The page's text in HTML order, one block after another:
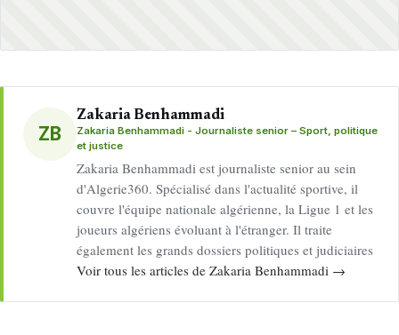
ZB
Zakaria Benhammadi
Zakaria Benhammadi - Journaliste senior – Sport, politique
et justice
Zakaria Benhammadi est journaliste senior au sein
d'Algerie360. Spécialisé dans l'actualité sportive, il
couvre l'équipe nationale algérienne, la Ligue 1 et les
joueurs algériens évoluant à l'étranger. Il traite
également les grands dossiers politiques et judiciaires
Voir tous les articles de Zakaria Benhammadi →